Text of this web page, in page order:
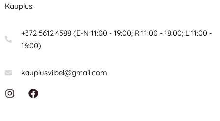
Kauplus:
+372 5612 4588 (E-N 11:00 - 19:00; R 11:00 - 18:00; L 11:00 -
16:00)
kauplusvilbel@gmail.com
I
F